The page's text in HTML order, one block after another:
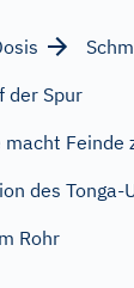
der Spur
macht Feinde
des
Rohr